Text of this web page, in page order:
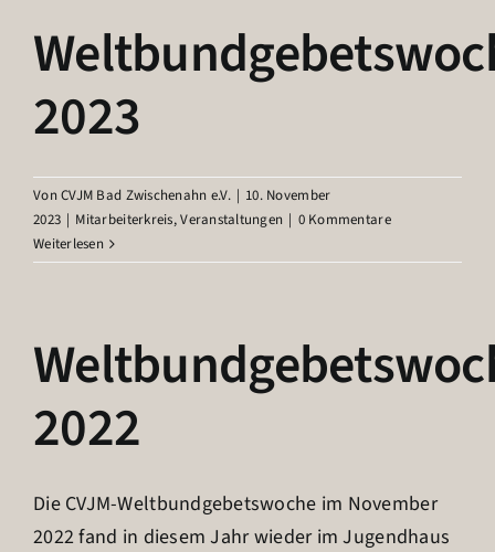
2023
VonCVJM Bad Zwischenahn e.V. | 10. November
2023 | Mitarbeiterkreis,Veranstaltungen | 0 Kommentare
Weiterlesen
2022
Die CVJM-Weltbundgebetswoche im November
2022 fand in diesem Jahr wieder im Jugendhaus